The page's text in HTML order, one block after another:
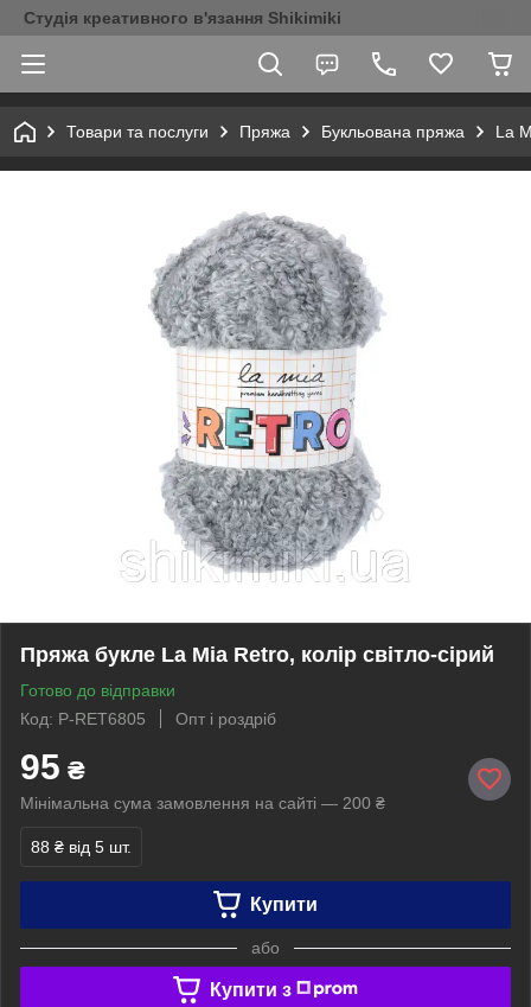
Студія креативного в'язання Shikimiki
Товари та послуги Пряжа Букльована пряжа La
Пряжа букле La Mia Retro, колір світло-сірий
Готово до відправки
Код: P-RET6805
Опт і роздріб
95 ₴
Мінімальна сума замовлення на сайті — 200 ₴
88 ₴ від 5 шт.
Купити
або
Купити з